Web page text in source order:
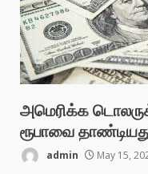
அமெரிக்க
ரூபாவை
admin May 15,